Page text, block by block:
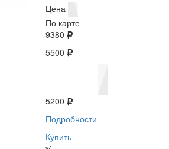
Цена
По карте
9380
5500
5200
Подробности
Купить